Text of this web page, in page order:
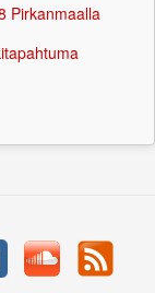
Pirkanmaalla